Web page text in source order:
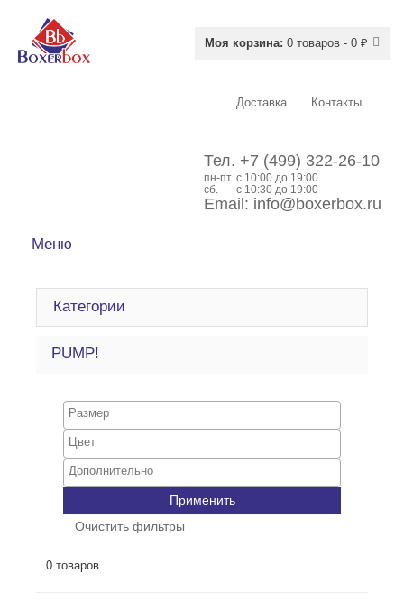
Моя корзина: 0 товаров - 0 ₽
Доставка Контакты
Тел. +7 (499) 322-26-10
пн-пт. c 10:00 до 19:00
сб.
с 10:30 до 19:00
Email: info@boxerbox.ru
Меню
Категории
PUMP!
Применить
Очистить фильтры
0 товаров